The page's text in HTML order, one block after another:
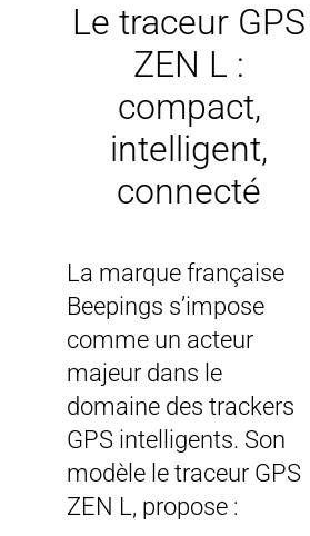
Le traceur GPS
ZEN L :
compact,
intelligent,
connecté
La marque française
Beepings s’impose
comme un acteur
majeur dans le
domaine des trackers
GPS intelligents. Son
modèle le traceur GPS
ZEN L, propose :